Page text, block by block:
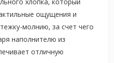
ощущения и
молнию, за счет чего
наполнителю из
отличную